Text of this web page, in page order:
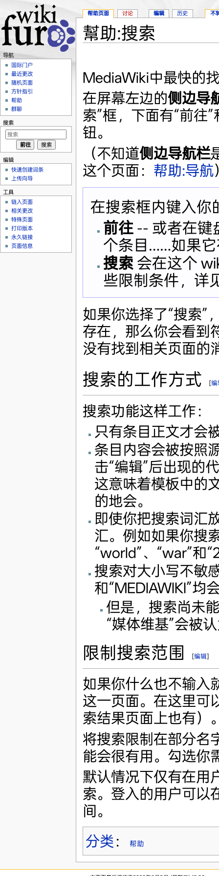
幫助:搜索
MediaWiki中最快的
在屏幕左边的侧边导
索”框，下面有“前往
钮。
（不知道侧边导航栏
这个页面： 帮助:导航
在搜索框内键入你
前往-- 或者在键
个条目……如果
搜索会在这个
些限制条件，详
如果你选择了“搜索”
存在，那么你会看到
没有找到相关页面的
搜索的工作方式 [编
搜索功能这样工作：
只有条目正文才
条目内容会被按照
击“编辑”后出现的
这意味着模板中的
的地会。
即使你把搜索词汇
汇。例如如果你搜
“world”、“war”和
搜索对大小写不敏
和“MEDIAWIKI”均
但是，搜索尚未
“媒体维基”会被
限制搜索范围 [编辑]
如果你什么也不输入
这一页面。在这里可
索结果页面上也有）
将搜索限制在部分名
能会很有用。勾选你
默认情况下仅有在用
索。登入的用户可以
间。
分类 ： 帮助
帮助页面 讨论 编辑 历史 不
导航
国际门户
最近更改
随机页面
方针指引
帮助
群聊
搜索
编辑
快速创建词条
上传向导
工具
链入页面
相关更改
特殊页面
打印版本
永久链接
页面信息